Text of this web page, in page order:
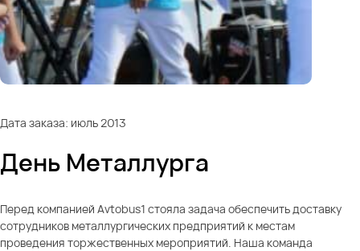
Дата заказа: июль 2013
День Металлурга
Перед компанией Avtobus1 стояла задача обеспечить доставку
сотрудников металлургических предприятий к местам
проведения торжественных мероприятий. Наша команда